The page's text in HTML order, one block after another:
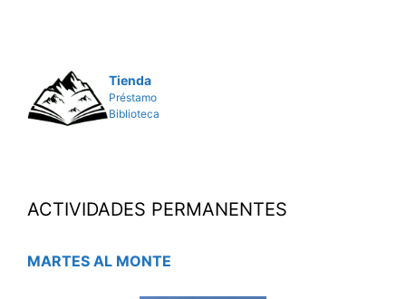
Tienda
Préstamo
Biblioteca
ACTIVIDADES PERMANENTES
MARTES AL MONTE